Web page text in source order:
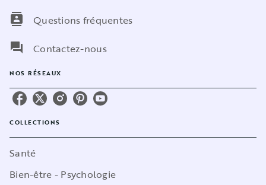
contacts
Questions fréquentes
question_answer
Contactez-nous
NOS RÉSEAUX
COLLECTIONS
Santé
Bien-être - Psychologie